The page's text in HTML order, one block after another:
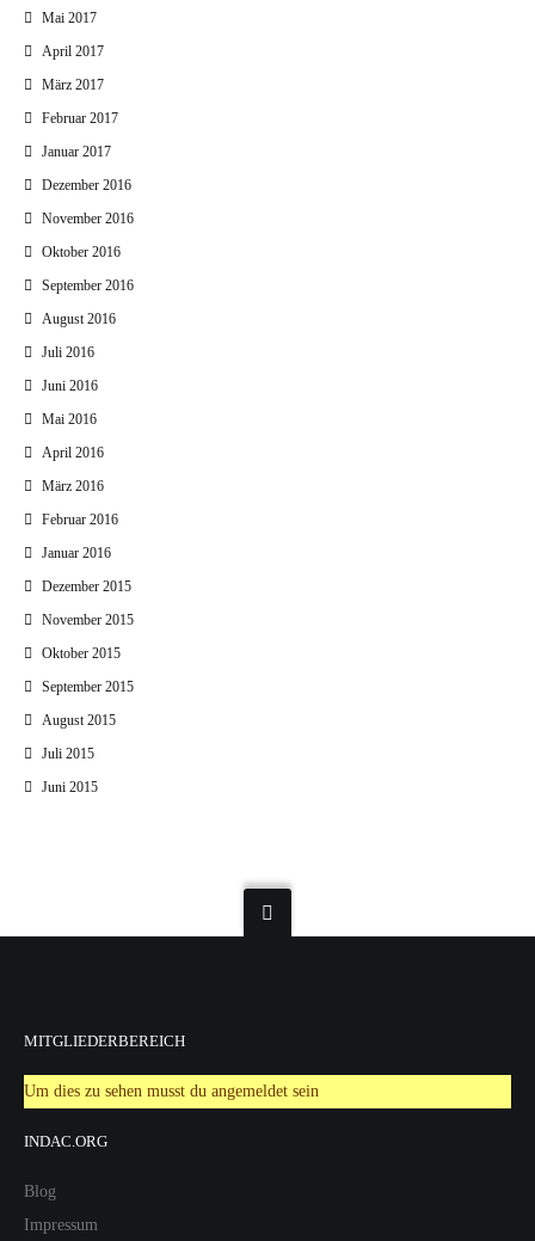
Mai 2017
April 2017
März 2017
Februar 2017
Januar 2017
Dezember 2016
November 2016
Oktober 2016
September 2016
August 2016
Juli 2016
Juni 2016
Mai 2016
April 2016
März 2016
Februar 2016
Januar 2016
Dezember 2015
November 2015
Oktober 2015
September 2015
August 2015
Juli 2015
Juni 2015
MITGLIEDERBEREICH
Um dies zu sehen musst du angemeldet sein
INDAC.ORG
Blog
Impressum